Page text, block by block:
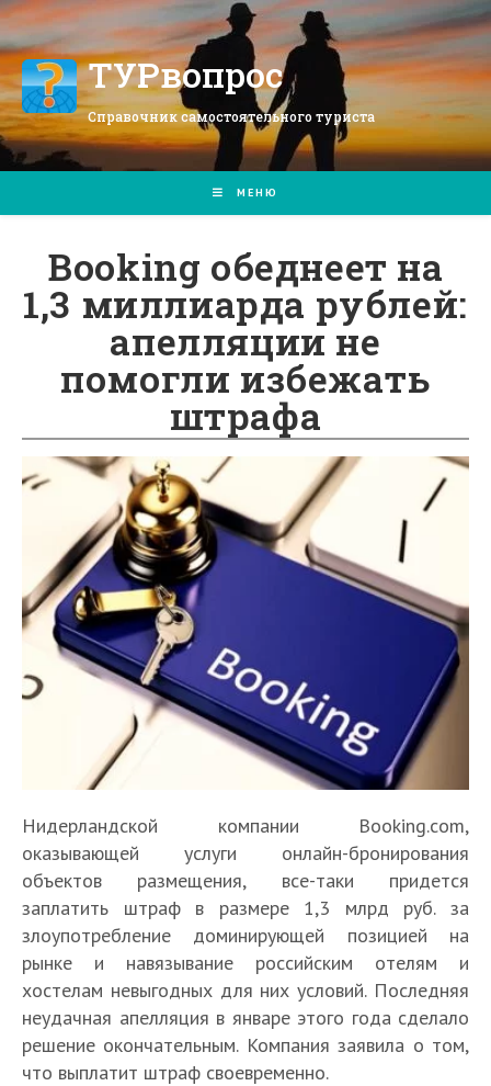
Перейти
к
содержимомуТУРвопрос
Справочник самостоятельного туриста
МЕНЮ
Booking обеднеет на
1,3 миллиарда рублей:
апелляции не
помогли избежать
штрафа
Нидерландской компании Booking.com,
оказывающей услуги онлайн-бронирования
объектов размещения, все-таки придется
заплатить штраф в размере 1,3 млрд руб. за
злоупотребление доминирующей позицией на
рынке и навязывание российским отелям и
хостелам невыгодных для них условий. Последняя
неудачная апелляция в январе этого года сделало
решение окончательным. Компания заявила о том,
что выплатит штраф своевременно.